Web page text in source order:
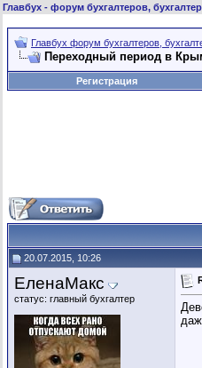
Главбух - форум бухгалтеров,
Главбух форум бухгалтеров,
Переходный период в
Регистрация
20.07.2015, 10:26
ЕленаМакс
статус: главный бухгалтер